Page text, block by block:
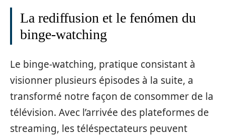
La rediffusion et le fenómen du
binge-watching
Le binge-watching, pratique consistant à
visionner plusieurs épisodes à la suite, a
transformé notre façon de consommer de la
télévision. Avec l’arrivée des plateformes de
streaming, les téléspectateurs peuvent